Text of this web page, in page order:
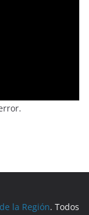
la Región. Todos